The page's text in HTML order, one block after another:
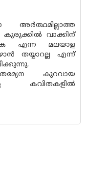
അർത്ഥമില്ലാത്ത
കുരുക്കിൽ വാക്കിന്
എന്ന മലയാള
തയ്യാറല്ല എന്ന്
കുറവായ
കവിതകളിൽ